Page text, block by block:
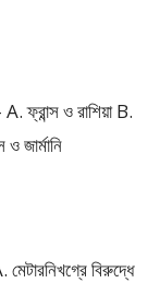
ফ্রান্স ও রাশিয়া B.
জার্মানি
বিরুদ্ধে